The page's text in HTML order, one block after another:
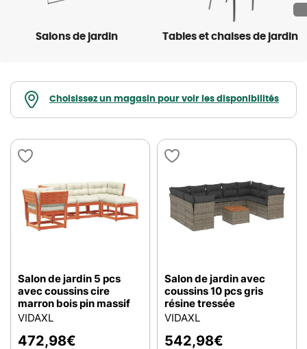
Salons de jardin Tables et chaises de jardin
Choisissez un magasin pour voir les disponibilités
Salon de jardin 5 pcs
avec coussins cire
marron bois pin massif
VIDAXL
472,98€
Salon de jardin avec
coussins 10 pcs gris
résine tressée
VIDAXL
542,98€